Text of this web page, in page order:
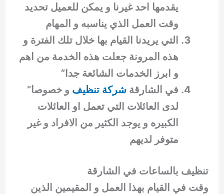
يقدمها احد غيرنا و يمكن للعميل تحديد
وقت العمل الذي يناسبه و المهام
التي يريدنا القيام بها خلال تلك الفترة و
هذه المرونة جعلت هذه الخدمة من اهم
و ابرز الخدمات الشائعة جدا”
في الشارقة شركة تنظيف و خصوصا”
لدى العائلات التي تعمل او العائلات
الكبيره و يوجد الكثير من الافراد و غير
متوفر لديهم
تنظيف بالساعات في الشارقة
وقت في القيام بهذا العمل و المقيمين الذين